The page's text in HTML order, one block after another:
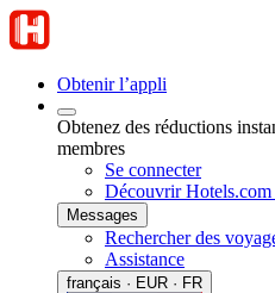
Obtenir l’appli
Obtenez des réductions
membres
Se connecter
Découvrir Hotels.com
Messages
Rechercher des
Assistance
français · EUR · FR